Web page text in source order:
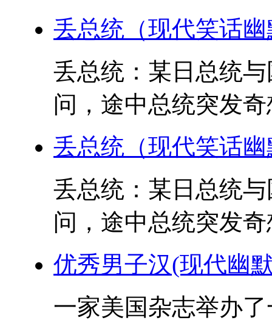
丢总统（现代笑话
丢总统：某日总统
问，途中总统突发
丢总统（现代笑话
丢总统：某日总统
问，途中总统突发
优秀男子汉(现代幽
一家美国杂志举办